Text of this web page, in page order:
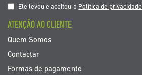
nosso
de
noticias
Ele leveu e aceitou a Política de privacidade
ATENÇÃO AO CLIENTE
Quem Somos
Contactar
Formas de pagamento